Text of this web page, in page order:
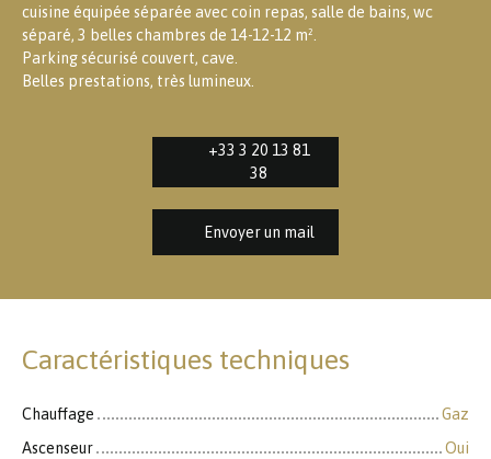
cuisine équipée séparée avec coin repas, salle de bains, wc
séparé, 3 belles chambres de 14-12-12 m².
Parking sécurisé couvert, cave.
Belles prestations, très lumineux.
+33 3 20 13 81
38
Envoyer un mail
Caractéristiques techniques
Chauffage
Gaz
Ascenseur
Oui